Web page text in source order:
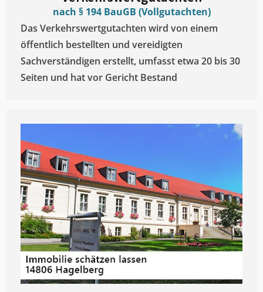
nach § 194 BauGB (Vollgutachten)
Das Verkehrswertgutachten wird von einem
öffentlich bestellten und vereidigten
Sachverständigen erstellt, umfasst etwa 20 bis 30
Seiten und hat vor Gericht Bestand